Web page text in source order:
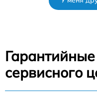
сервисного